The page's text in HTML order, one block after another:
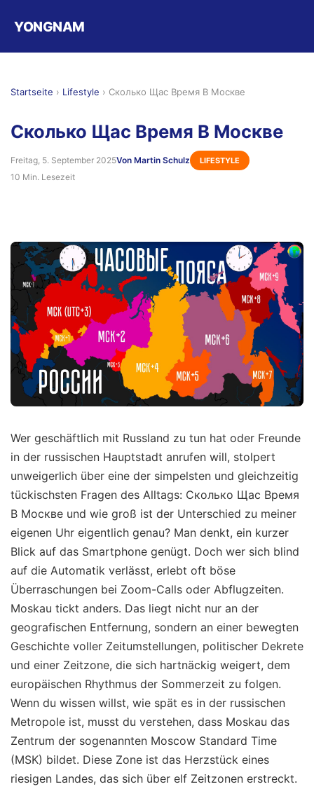
YONGNAM
Startseite › Lifestyle › Сколько Щас Время В Москве
Сколько Щас Время В Москве
Freitag, 5. September 2025Von Martin Schulz LIFESTYLE
10 Min. Lesezeit
Wer geschäftlich mit Russland zu tun hat oder Freunde
in der russischen Hauptstadt anrufen will, stolpert
unweigerlich über eine der simpelsten und gleichzeitig
tückischsten Fragen des Alltags: Сколько Щас Время
В Москве und wie groß ist der Unterschied zu meiner
eigenen Uhr eigentlich genau? Man denkt, ein kurzer
Blick auf das Smartphone genügt. Doch wer sich blind
auf die Automatik verlässt, erlebt oft böse
Überraschungen bei Zoom-Calls oder Abflugzeiten.
Moskau tickt anders. Das liegt nicht nur an der
geografischen Entfernung, sondern an einer bewegten
Geschichte voller Zeitumstellungen, politischer Dekrete
und einer Zeitzone, die sich hartnäckig weigert, dem
europäischen Rhythmus der Sommerzeit zu folgen.
Wenn du wissen willst, wie spät es in der russischen
Metropole ist, musst du verstehen, dass Moskau das
Zentrum der sogenannten Moscow Standard Time
(MSK) bildet. Diese Zone ist das Herzstück eines
riesigen Landes, das sich über elf Zeitzonen erstreckt.